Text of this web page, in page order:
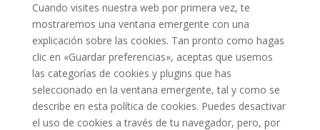
Cuando visites nuestra web por primera vez, te
mostraremos una ventana emergente con una
explicación sobre las cookies. Tan pronto como hagas
clic en «Guardar preferencias», aceptas que usemos
las categorías de cookies y plugins que has
seleccionado en la ventana emergente, tal y como se
describe en esta política de cookies. Puedes desactivar
el uso de cookies a través de tu navegador, pero, por